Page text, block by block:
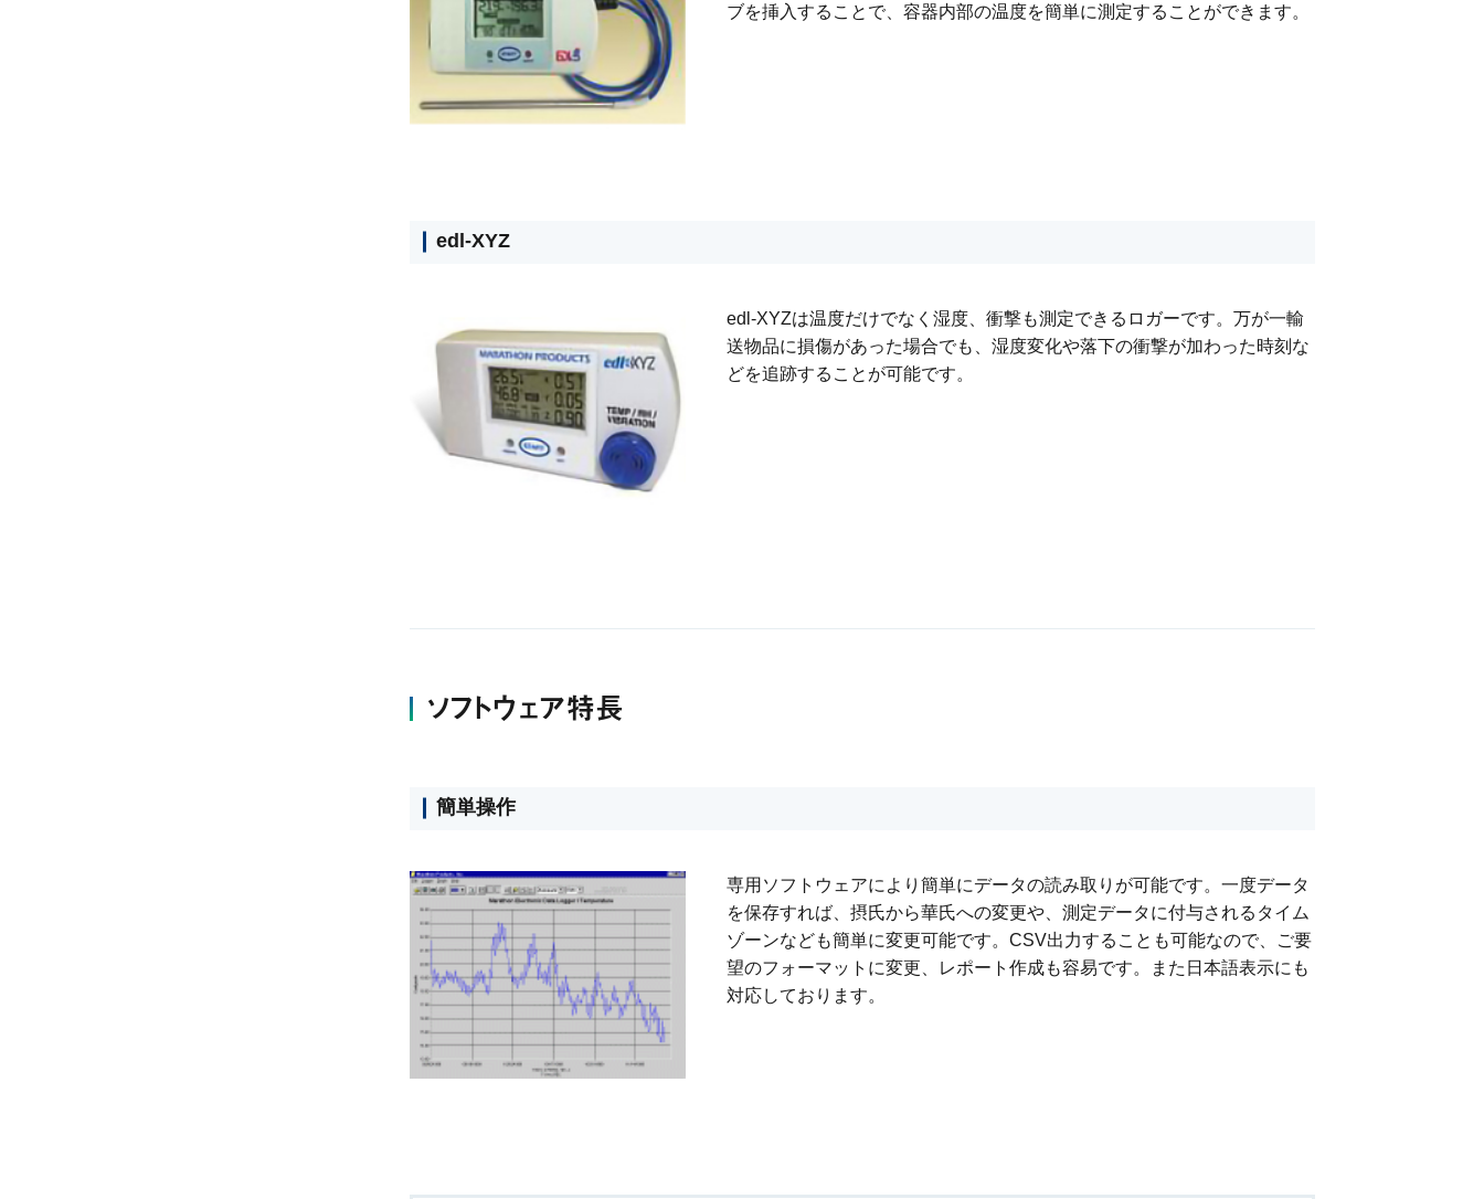
ブを挿入することで、容器内部の温度を簡単に測定することができます。
edl-XYZ
edl-XYZは温度だけでなく湿度、衝撃も測定できるロガーです。万が一輸
送物品に損傷があった場合でも、湿度変化や落下の衝撃が加わった時刻な
どを追跡することが可能です。
ソフトウェア特長
簡単操作
専用ソフトウェアにより簡単にデータの読み取りが可能です。一度データ
を保存すれば、摂氏から華氏への変更や、測定データに付与されるタイム
ゾーンなども簡単に変更可能です。CSV出力することも可能なので、ご要
望のフォーマットに変更、レポート作成も容易です。また日本語表示にも
対応しております。